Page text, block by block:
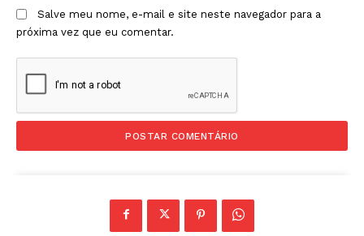
Salve meu nome, e-mail e site neste navegador para a
próxima vez que eu comentar.